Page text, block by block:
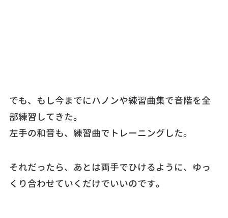
でも、もし今までにハノンや練習曲集で音階を全
部練習してきた。
左手の和音も、練習曲でトレーニングした。
それだったら、あとは両手でひけるように、ゆっ
くり合わせていくだけでいいのです。